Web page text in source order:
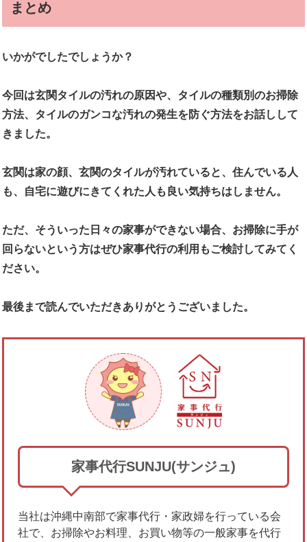
まとめ
いかがでしたでしょうか？
今回は玄関タイルの汚れの原因や、タイルの種類別のお掃除
方法、タイルのガンコな汚れの発生を防ぐ方法をお話しして
きました。
玄関は家の顔、玄関のタイルが汚れていると、住んでいる人
も、自宅に遊びにきてくれた人も良い気持ちはしません。
ただ、そういった日々の家事ができない場合、お掃除に手が
回らないという方はぜひ家事代行の利用もご検討してみてく
ださい。
最後まで読んでいただきありがとうございました。
家事代行SUNJU(サンジュ)
当社は沖縄中南部で家事代行・家政婦を行っている会
社で、お掃除やお料理、お買い物等の一般家事を代行